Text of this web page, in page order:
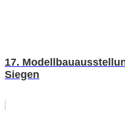
17.
Siegen